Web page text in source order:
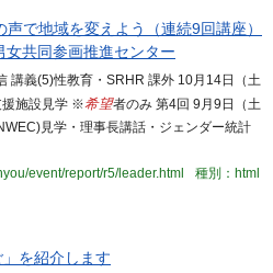
で地域を変えよう（連続9回講座）
共同参画推進センター
講義(5)性教育・SRHR 課外 10月14日（土
援施設見学 ※希望者のみ 第4回 9月9日（土
見学・理事長講話・ジェンダー統計
event/report/r5/leader.html
種別：html
を紹介します